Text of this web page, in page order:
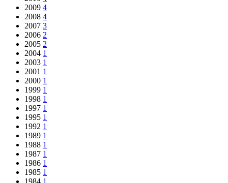
2009 4
2008 4
2007 3
2006 2
2005 2
2004 1
2003 1
2001 1
2000 1
1999 1
1998 1
1997 1
1995 1
1992 1
1989 1
1988 1
1987 1
1986 1
1985 1
1984 1